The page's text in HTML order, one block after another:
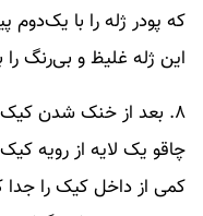
که پودر ژله را با یک‌دوم
این ژله غلیظ و بی‌رنگ را
۸. بعد از خنک شدن کیک‌ها
چاقو یک لایه از رویه
کمی از داخل کیک را جدا